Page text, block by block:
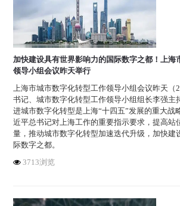
加快建设具有世界影响力的国际数字之都！​上海
领导小组会议昨天举行
上海市城市数字化转型工作领导小组会议昨天（
书记、城市数字化转型工作领导小组组长李强主
进城市数字化转型是上海“十四五”发展的重大战
近平总书记对上海工作的重要指示要求，提高站
量，推动城市数字化转型加速迭代升级，加快建
际数字之都。
3713浏览